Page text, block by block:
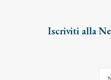
Iscriviti alla